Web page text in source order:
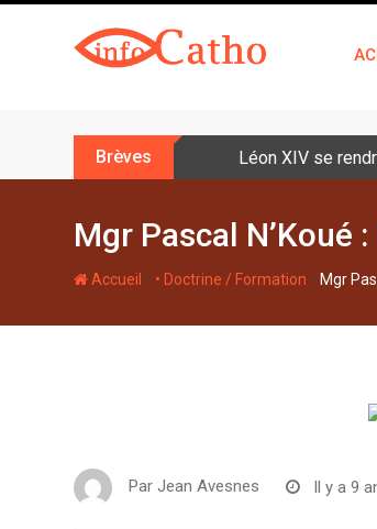
t
Brèves Léon XIV se
Mgr Pascal N’Koué
Accueil - • Doctrine / Formation - Mgr
Par Jean Avesnes Il y a 9